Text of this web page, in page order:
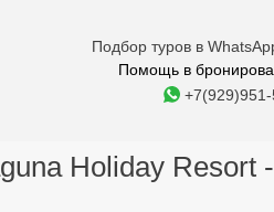
Подбор туров в
Помощь в
Holiday Resort